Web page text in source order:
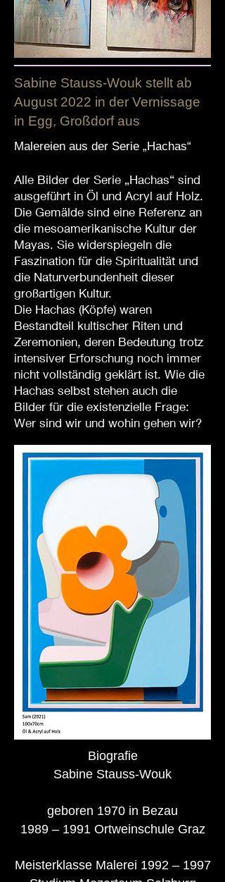
Sabine Stauss-Wouk stellt ab
August 2022 in der Vernissage
in Egg, Großdorf aus
Malereien aus der Serie „Hachas“
Alle Bilder der Serie „Hachas“ sind
ausgeführt in Öl und Acryl auf Holz.
Die Gemälde sind eine Referenz an
die mesoamerikanische Kultur der
Mayas. Sie widerspiegeln die
Faszination für die Spiritualität und
die Naturverbundenheit dieser
großartigen Kultur.
Die Hachas (Köpfe) waren
Bestandteil kultischer Riten und
Zeremonien, deren Bedeutung trotz
intensiver Erforschung noch immer
nicht vollständig geklärt ist. Wie die
Hachas selbst stehen auch die
Bilder für die existenzielle Frage:
Wer sind wir und wohin gehen wir?
Biografie
Sabine Stauss-Wouk
geboren 1970 in Bezau
1989 – 1991 Ortweinschule Graz
Meisterklasse Malerei 1992 – 1997